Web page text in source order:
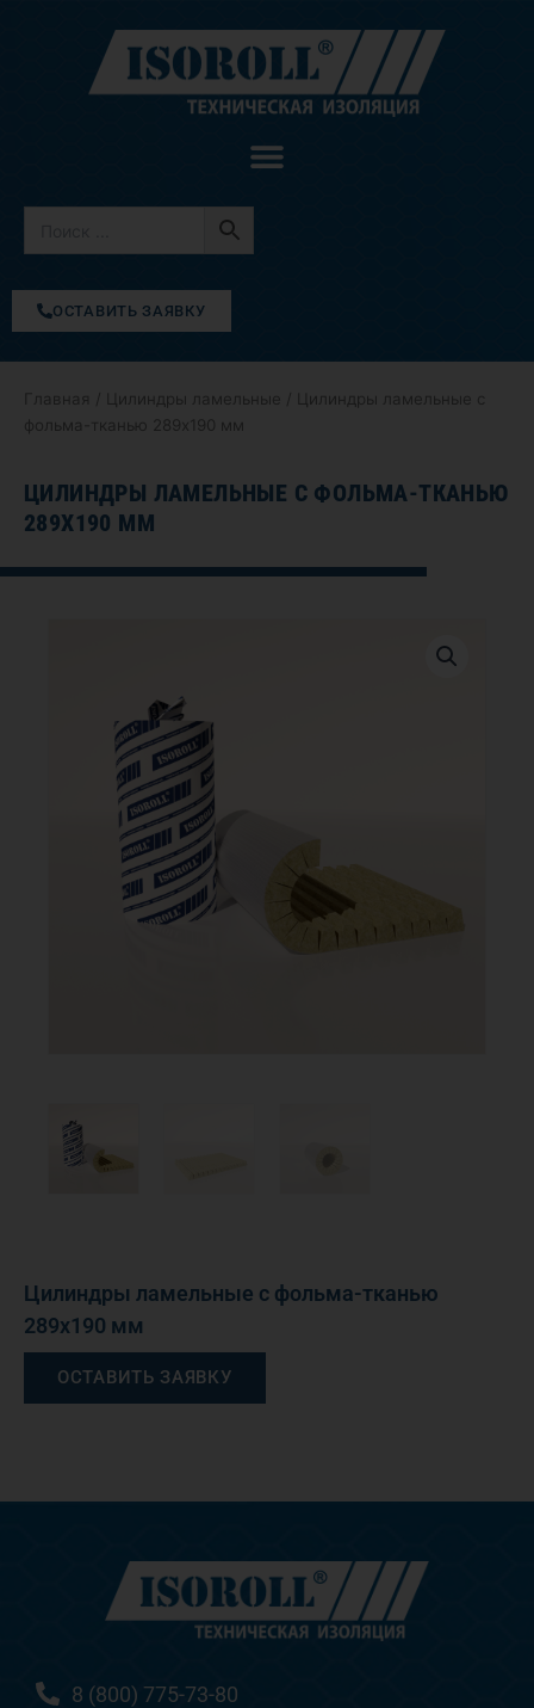
содержимому
ОСТАВИТЬ ЗАЯВКУ
Главная Цилиндры ламельные / Цилиндры ламельные с
фольма-тканью 289х190 мм
ЦИЛИНДРЫ ЛАМЕЛЬНЫЕ С ФОЛЬМА-ТКАНЬЮ
289Х190 ММ
Цилиндры ламельные с фольма-тканью
289х190 мм
ОСТАВИТЬ ЗАЯВКУ
8 (800) 775-73-80